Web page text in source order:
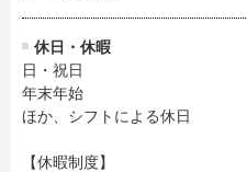
休日・休暇
日・祝日
年末年始
ほか、シフトによる休日
【休暇制度】